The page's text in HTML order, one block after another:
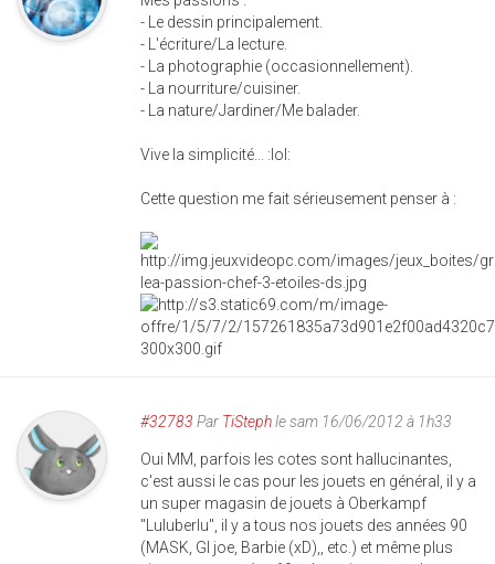
- Le dessin principalement.
- L'écriture/La lecture.
- La photographie (occasionnellement).
- La nourriture/cuisiner.
- La nature/Jardiner/Me balader.
Vive la simplicité... :lol:
Cette question me fait sérieusement penser à :
#32783 Par TiStephle sam 16/06/2012 à 1h33
Oui MM, parfois les cotes sont hallucinantes,
c'est aussi le cas pour les jouets en général, il y a
un super magasin de jouets à Oberkampf
"Luluberlu", il y a tous nos jouets des années 90
(MASK, GI joe, Barbie (xD),, etc.) et même plus